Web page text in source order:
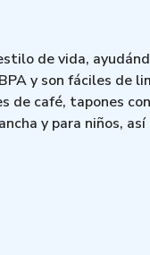
de vida,
y son fáciles de
de café, tapones
y para niños,